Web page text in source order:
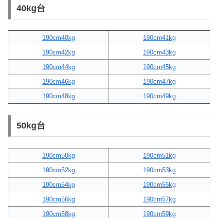
40kg台
190cm40kg
190cm41kg
190cm42kg
190cm43kg
190cm44kg
190cm45kg
190cm46kg
190cm47kg
190cm48kg
190cm49kg
50kg台
190cm50kg
190cm51kg
190cm52kg
190cm53kg
190cm54kg
190cm55kg
190cm56kg
190cm57kg
190cm58kg
190cm59kg